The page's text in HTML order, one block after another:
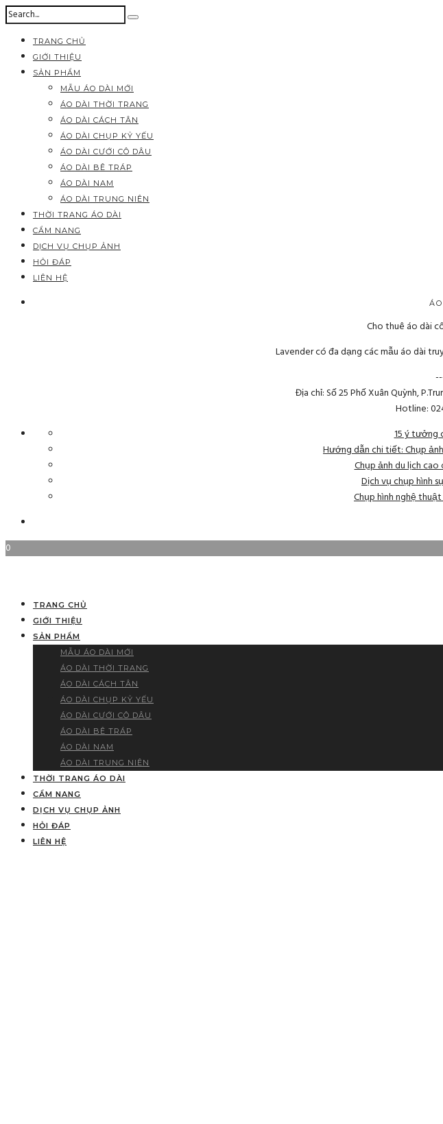
TRANG CHỦ
GIỚI THIỆU
SẢN PHẨM
MẪU ÁO DÀI MỚI
ÁO DÀI THỜI TRANG
ÁO DÀI CÁCH TÂN
ÁO DÀI CHỤP KỶ YẾU
ÁO DÀI CƯỚI CÔ DÂU
ÁO DÀI BÊ TRÁP
ÁO DÀI NAM
ÁO DÀI TRUNG NIÊN
THỜI TRANG ÁO DÀI
CẨM NANG
DỊCH VỤ CHỤP ẢNH
HỎI ĐÁP
LIÊN HỆ
Cho thuê áo dài
Lavender có đa dạng các mẫu áo dài
Địa chỉ: Số 25 Phố Xuân Quỳnh,
Hotline:
15 ý tưởng
Hướng dẫn chi tiết: Chụp
Chụp ảnh du lịch
Dịch vụ chụp hình
Chụp hình nghệ
0
TRANG CHỦ
GIỚI THIỆU
SẢN PHẨM
MẪU ÁO DÀI MỚI
ÁO DÀI THỜI TRANG
ÁO DÀI CÁCH TÂN
ÁO DÀI CHỤP KỶ YẾU
ÁO DÀI CƯỚI CÔ DÂU
ÁO DÀI BÊ TRÁP
ÁO DÀI NAM
ÁO DÀI TRUNG NIÊN
THỜI TRANG ÁO DÀI
CẨM NANG
DỊCH VỤ CHỤP ẢNH
HỎI ĐÁP
LIÊN HỆ